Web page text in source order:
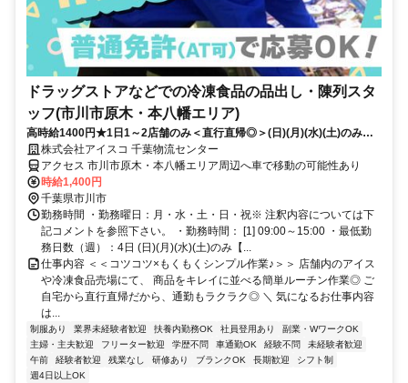
ドラッグストアなどでの冷凍食品の品出し・陳列スタ
ッフ(市川市原木・本八幡エリア)
高時給1400円★1日1～2店舗のみ＜直行直帰◎＞(日)(月)(水)(土)のみ！
15時退勤OK♪Wワーク・扶養内OK！家事や育児との両立応援
株式会社アイスコ 千葉物流センター
アクセス 市川市原木・本八幡エリア周辺へ車で移動の可能性あり
時給1,400円
千葉県市川市
勤務時間 ・勤務曜日：月・水・土・日・祝※ 注釈内容については下
記コメントを参照下さい。 ・勤務時間： [1] 09:00～15:00 ・最低勤
務日数（週）：4日 (日)(月)(水)(土)のみ【...
仕事内容 ＜＜コツコツ×もくもくシンプル作業♪＞＞ 店舗内のアイス
や冷凍食品売場にて、 商品をキレイに並べる簡単ルーチン作業◎ ご
自宅から直行直帰だから、通勤もラクラク◎ ＼ 気になるお仕事内容
は...
制服あり 業界未経験者歓迎 扶養内勤務OK 社員登用あり
副業・WワークOK
主婦・主夫歓迎
フリーター歓迎 学歴不問 車通勤OK 経験不問
未経験者歓迎
午前
経験者歓迎 残業なし 研修あり ブランクOK 長期歓迎
シフト制
週4日以上OK